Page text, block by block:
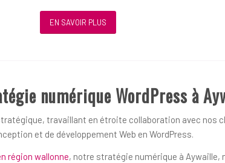
EN SAVOIR PLUS
numérique WordPress à
travaillant en étroite collaboration avec nos
et de développement Web en WordPress.
région wallonne, notre stratégie numérique à Aywaille,